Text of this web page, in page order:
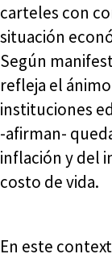
carteles con
situación
Según
refleja el
instituciones
-afirman-
inflación y del
costo de vida.
En este